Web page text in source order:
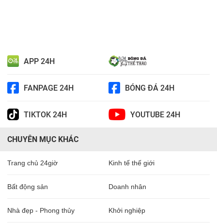
APP 24H
FANPAGE 24H BÓNG ĐÁ 24H
TIKTOK 24H YOUTUBE 24H
CHUYÊN MỤC KHÁC
Trang chủ 24giờ Kinh tế thế giới
Bất động sản Doanh nhân
Nhà đẹp - Phong thủy Khởi nghiệp